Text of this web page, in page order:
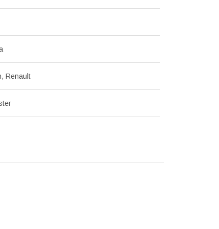
Renault